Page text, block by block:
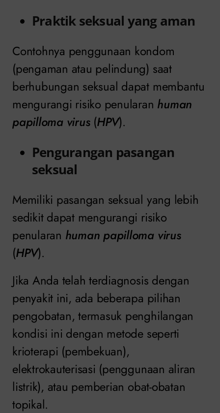
Praktik seksual yang aman
Contohnya penggunaan kondom
(pengaman atau pelindung) saat
berhubungan seksual dapat membantu
mengurangi risiko penularan human
papilloma virus(HPV).
Pengurangan pasangan
seksual
Memiliki pasangan seksual yang lebih
sedikit dapat mengurangi risiko
penularan human papilloma virus
(HPV).
Jika Anda telah terdiagnosis dengan
penyakit ini, ada beberapa pilihan
pengobatan, termasuk penghilangan
kondisi ini dengan metode seperti
krioterapi (pembekuan),
elektrokauterisasi (penggunaan aliran
listrik), atau pemberian obat-obatan
topikal.